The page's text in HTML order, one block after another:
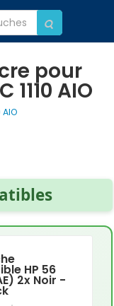
pour
AIO
AIO
HP 56
2x Noir -